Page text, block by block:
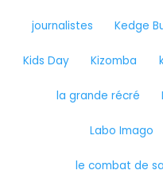
journalistes Kedge
Kids Day Kizomba
la grande récré
Labo Imago
le combat de